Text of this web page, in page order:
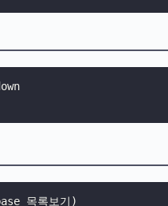
목록보기 )